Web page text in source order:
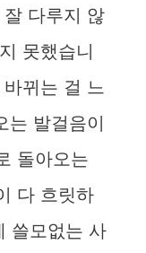
다루지 않
못했습니
뀌는 걸 느
는 발걸음이
돌아오는
다 흐릿하
쓸모없는 사